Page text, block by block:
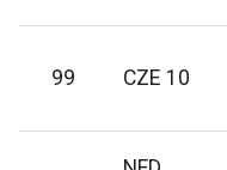
99 CZE 10